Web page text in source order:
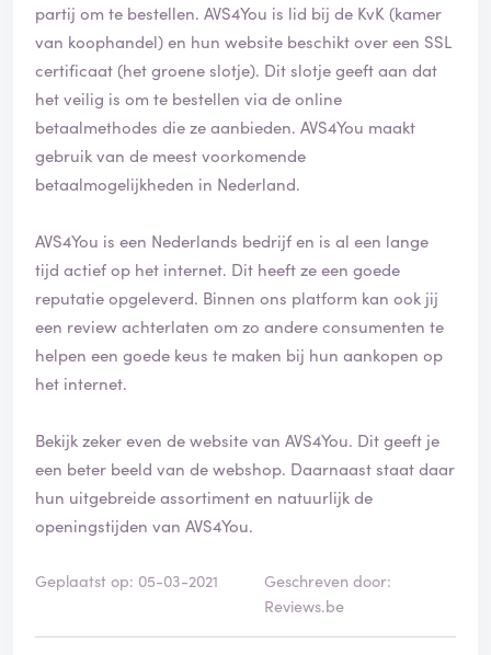
partij om te bestellen. AVS4You is lid bij de KvK (kamer
van koophandel) en hun website beschikt over een SSL
certificaat (het groene slotje). Dit slotje geeft aan dat
het veilig is om te bestellen via de online
betaalmethodes die ze aanbieden. AVS4You maakt
gebruik van de meest voorkomende
betaalmogelijkheden in Nederland.
AVS4You is een Nederlands bedrijf en is al een lange
tijd actief op het internet. Dit heeft ze een goede
reputatie opgeleverd. Binnen ons platform kan ook jij
een review achterlaten om zo andere consumenten te
helpen een goede keus te maken bij hun aankopen op
het internet.
Bekijk zeker even de website van AVS4You. Dit geeft je
een beter beeld van de webshop. Daarnaast staat daar
hun uitgebreide assortiment en natuurlijk de
openingstijden van AVS4You.
Geplaatst op: 05-03-2021
Geschreven door:
Reviews.be